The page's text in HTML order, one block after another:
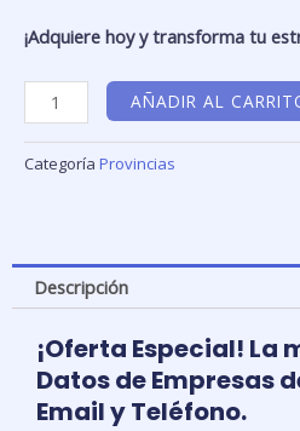
¡Adquiere hoy y transforma tu
Base
de
Datos
de
email
teléfono
Castilla
León
AÑADIR AL
Categoría Provincias
Descripción
¡Oferta Especial! La
Datos de Empresas
Email y Teléfono.